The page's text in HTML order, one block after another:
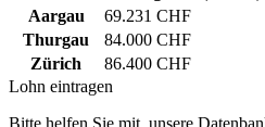
Aargau
69.231 CHF
Thurgau
84.000 CHF
Zürich
86.400 CHF
Lohn eintragen